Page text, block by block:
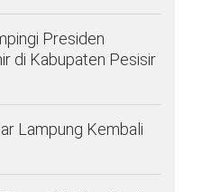
Presiden
di Kabupaten Pesisir
Lampung Kembali